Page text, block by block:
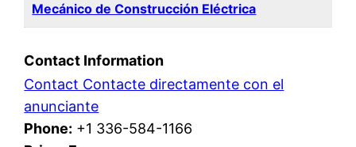
Mecánico de Construcción Eléctrica
Contact Information
Contact Contacte directamente con el
anunciante
Phone: +1 336-584-1166